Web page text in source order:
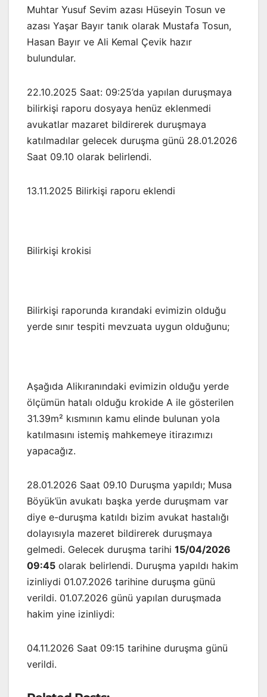
Muhtar Yusuf Sevim azası Hüseyin Tosun ve
azası Yaşar Bayır tanık olarak Mustafa Tosun,
Hasan Bayır ve Ali Kemal Çevik hazır
bulundular.
22.10.2025 Saat: 09:25’da yapılan duruşmaya
bilirkişi raporu dosyaya henüz eklenmedi
avukatlar mazaret bildirerek duruşmaya
katılmadılar gelecek duruşma günü 28.01.2026
Saat 09.10 olarak belirlendi.
13.11.2025 Bilirkişi raporu eklendi
Bilirkişi krokisi
Bilirkişi raporunda kırandaki evimizin olduğu
yerde sınır tespiti mevzuata uygun olduğunu;
Aşağıda Alikıranındaki evimizin olduğu yerde
ölçümün hatalı olduğu krokide A ile gösterilen
31.39m² kısmının kamu elinde bulunan yola
katılmasını istemiş mahkemeye itirazımızı
yapacağız.
28.01.2026 Saat 09.10 Duruşma yapıldı; Musa
Böyük’ün avukatı başka yerde duruşmam var
diye e-duruşma katıldı bizim avukat hastalığı
dolayısıyla mazeret bildirerek duruşmaya
gelmedi. Gelecek duruşma tarihi 15/04/2026
09:45 olarak belirlendi. Duruşma yapıldı hakim
izinliydi 01.07.2026 tarihine duruşma günü
verildi. 01.07.2026 günü yapılan duruşmada
hakim yine izinliydi:
04.11.2026 Saat 09:15 tarihine duruşma günü
verildi.